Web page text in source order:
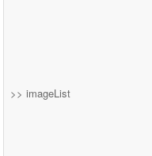
>> imageList